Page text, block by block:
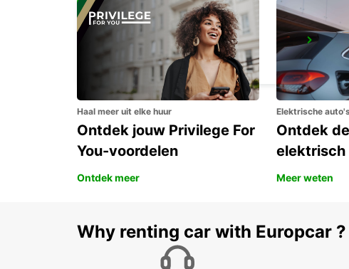
DOLUS-D'OLERON
DOLUS D OLERON - FRANCE
Haal meer uit elke huur
Ontdek jouw Privilege For
You-voordelen
Ontdek meer
Elektrische
Ontdek
elektrisch
Meer weten
Why renting car with Europcar ?